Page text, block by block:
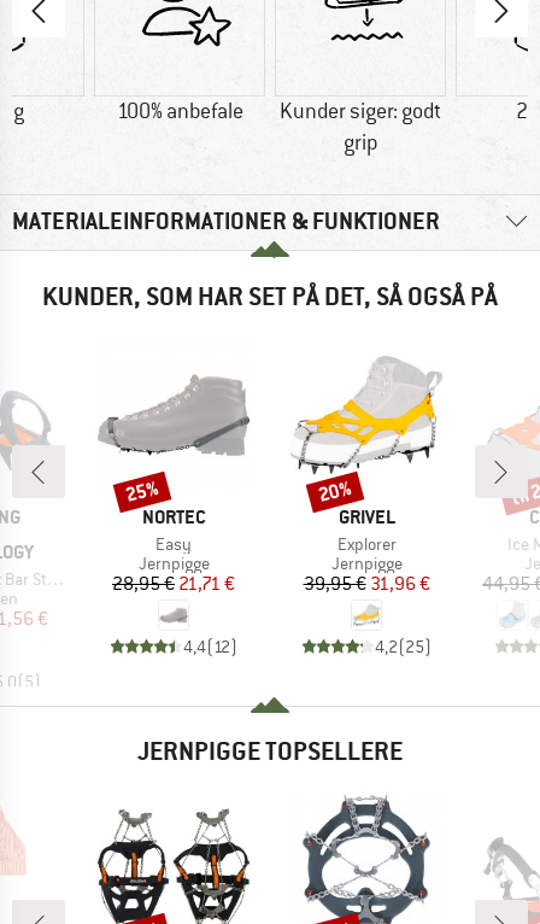
g 100% anbefale
Kunder siger: godt
grip
MATERIALEINFORMATIONER & FUNKTIONER
KUNDER, SOM HAR SET PÅ DET, SÅ OGSÅ PÅ
Steel
pris
€
(5)
MÆRKE
NORTEC
Artikel
Easy
Produktgruppe
Jernpigge
Pris
28,95 €Nedsat pris
21,71 €
4,4(12)
Rabat
25%
MÆRKE
GRIVEL
Artikel
Explorer
Produktgruppe
Jernpigge
Pris
39,95 €Nedsat pris
31,96 €
4,2(25)
Rabat
20%
Ice
44,95
til
JERNPIGGE TOPSELLERE